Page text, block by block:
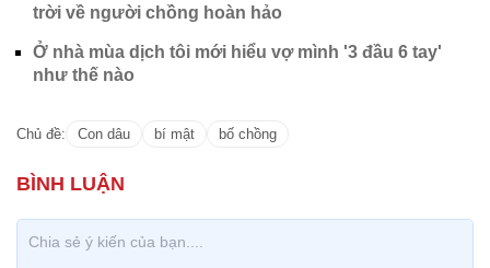
trời về người chồng hoàn hảo
Ở nhà mùa dịch tôi mới hiểu vợ mình '3 đầu 6 tay'
như thế nào
Chủ đề: Con dâu bí mật bố chồng